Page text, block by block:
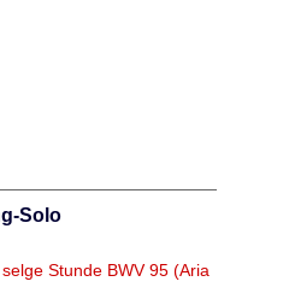
Solo
Stunde BWV 95 (Aria